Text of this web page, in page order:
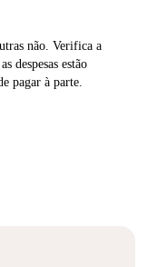
não. Verifica a
despesas estão
pagar à parte.